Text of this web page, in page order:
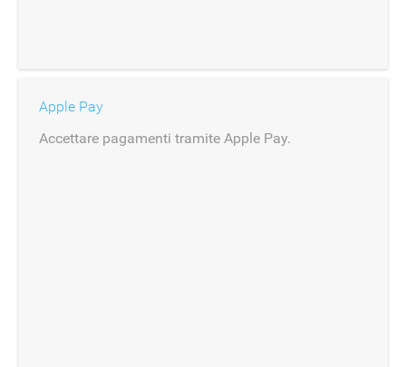
Apple Pay
Accettare pagamenti tramite Apple Pay.